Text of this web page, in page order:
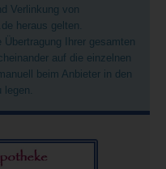
Verlinkung von
heraus gelten.
Ihrer gesamten
auf die einzelnen
beim Anbieter in den
legen.